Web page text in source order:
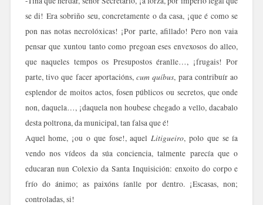
se di! Era sobriño seu, concretamente o da casa, ¡que é como se
pon nas notas necrolóxicas! ¡Por parte, afillado! Pero non vaia
pensar que xuntou tanto como pregoan eses envexosos do alleo,
que naqueles tempos os Presupostos éranlle…, ¡frugais! Por
parte, tivo que facer aportacións,cum quíbus, para contribuír ao
esplendor de moitos actos, fosen públicos ou secretos, que onde
non, daquela…, ¡daquela non houbese chegado a vello, dacabalo
desta poltrona, da municipal, tan falsa que é!
Aquel home, ¡ou o que fose!, aquelLitigueiro, polo que se ía
vendo nos vídeos da súa conciencia, talmente parecía que o
educaran nun Colexio da Santa Inquisición: enxoito do corpo e
frío do ánimo; as paixóns íanlle por dentro. ¡Escasas, non;
controladas, si!